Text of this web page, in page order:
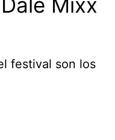
Mixx
festival son los